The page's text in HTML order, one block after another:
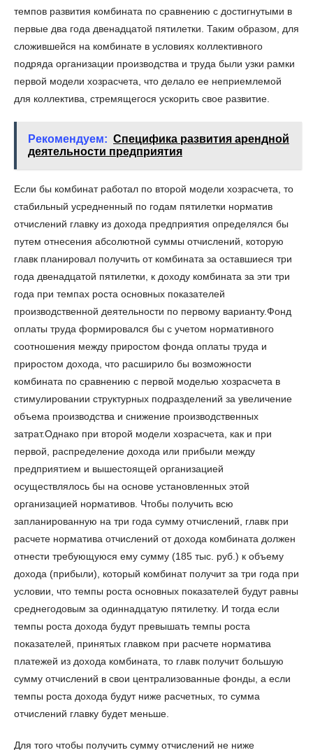
темпов развития комбината по сравнению с достигнутыми в
первые два года двенадцатой пятилетки. Таким образом, для
сложившейся на комбинате в условиях коллективного
подряда организации производства и труда были узки рамки
первой модели хозрасчета, что делало ее неприемлемой
для коллектива, стремящегося ускорить свое развитие.
Рекомендуем: Специфика развития арендной
деятельности предприятия
Если бы комбинат работал по второй модели хозрасчета, то
стабильный усредненный по годам пятилетки норматив
отчислений главку из дохода предприятия определялся бы
путем отнесения абсолютной суммы отчислений, которую
главк планировал получить от комбината за оставшиеся три
года двенадцатой пятилетки, к доходу комбината за эти три
года при темпах роста основных показателей
производственной деятельности по первому варианту.Фонд
оплаты труда формировался бы с учетом нормативного
соотношения между приростом фонда оплаты труда и
приростом дохода, что расширило бы возможности
комбината по сравнению с первой моделью хозрасчета в
стимулировании структурных подразделений за увеличение
объема производства и снижение производственных
затрат.Однако при второй модели хозрасчета, как и при
первой, распределение дохода или прибыли между
предприятием и вышестоящей организацией
осуществлялось бы на основе установленных этой
организацией нормативов. Чтобы получить всю
запланированную на три года сумму отчислений, главк при
расчете норматива отчислений от дохода комбината должен
отнести требующуюся ему сумму (185 тыс. руб.) к объему
дохода (прибыли), который комбинат получит за три года при
условии, что темпы роста основных показателей будут равны
среднегодовым за одиннадцатую пятилетку. И тогда если
темпы роста дохода будут превышать темпы роста
показателей, принятых главком при расчете норматива
платежей из дохода комбината, то главк получит большую
сумму отчислений в свои централизованные фонды, а если
темпы роста дохода будут ниже расчетных, то сумма
отчислений главку будет меньше.
Для того чтобы получить сумму отчислений не ниже